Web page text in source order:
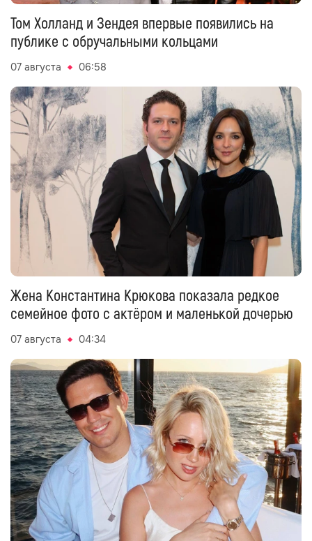
Том Холланд и Зендея впервые появились на
публике с обручальными кольцами
07 августа 06:58
Жена Константина Крюкова показала редкое
семейное фото с актёром и маленькой дочерью
07 августа 04:34